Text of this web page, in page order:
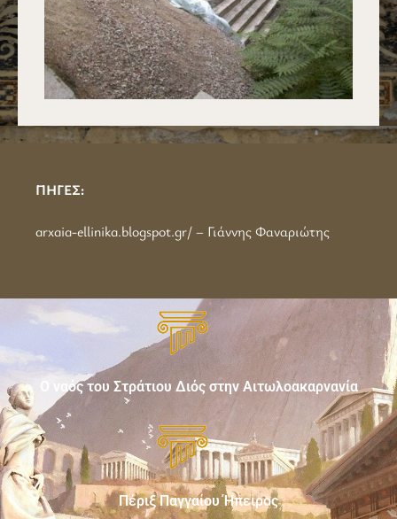
ΠΗΓΕΣ:
arxaia-ellinika.blogspot.gr/ – Γιάννης Φαναριώτης
Ο ναός του Στράτιου Διός στην Αιτωλοακαρνανία
Πέριξ Παγγαίου Ήπειρος